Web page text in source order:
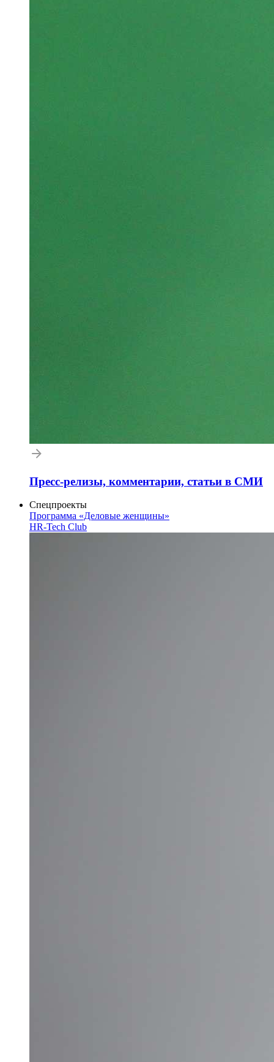
Пресс-релизы, комментарии, статьи в СМИ
Спецпроекты
Программа «Деловые женщины»
HR-Tech Club